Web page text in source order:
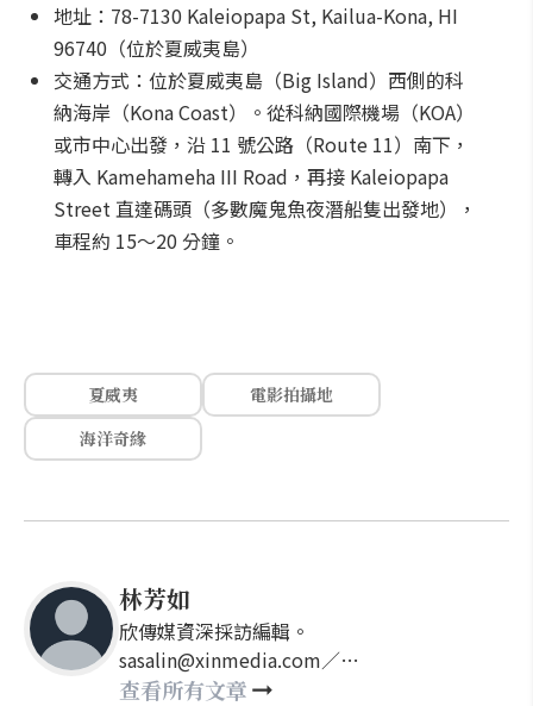
地址：78-7130 Kaleiopapa St, Kailua-Kona, HI
96740（位於夏威夷島）
交通方式：位於夏威夷島（Big Island）西側的科
納海岸（Kona Coast）。從科納國際機場（KOA）
或市中心出發，沿 11 號公路（Route 11）南下，
轉入 Kamehameha III Road，再接 Kaleiopapa
Street 直達碼頭（多數魔鬼魚夜潛船隻出發地），
車程約 15～20 分鐘。
夏威夷
電影拍攝地
海洋奇緣
林芳如
欣傳媒資深採訪編輯。
sasalin@xinmedia.com／
happy21917@gmail.com
查看所有文章